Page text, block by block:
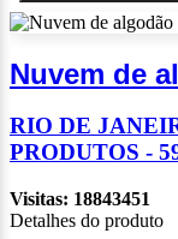
Nuvem de
RIO DE
PRODUTOS -
Visitas: 18843451
Detalhes do produto